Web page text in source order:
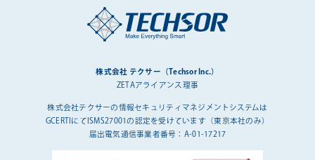
株式会社 テクサー（Techsor Inc.）
ZETAアライアンス理事
株式会社テクサーの情報セキュリティマネジメントシステムは
GCERTIにてISMS27001の認定を受けています（東京本社のみ）
届出電気通信事業者番号：A-01-17217